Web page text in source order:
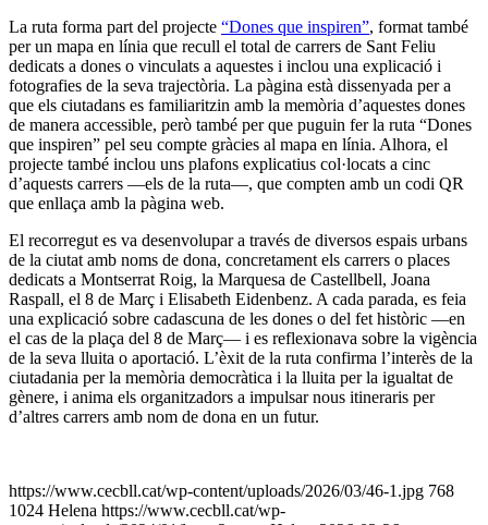
La ruta forma part del projecte “Dones que inspiren”, format també
per un mapa en línia que recull el total de carrers de Sant Feliu
dedicats a dones o vinculats a aquestes i inclou una explicació i
fotografies de la seva trajectòria. La pàgina està dissenyada per a
que els ciutadans es familiaritzin amb la memòria d’aquestes dones
de manera accessible, però també per que puguin fer la ruta “Dones
que inspiren” pel seu compte gràcies al mapa en línia. Alhora, el
projecte també inclou uns plafons explicatius col·locats a cinc
d’aquests carrers —els de la ruta—, que compten amb un codi QR
que enllaça amb la pàgina web.
El recorregut es va desenvolupar a través de diversos espais urbans
de la ciutat amb noms de dona, concretament els carrers o places
dedicats a Montserrat Roig, la Marquesa de Castellbell, Joana
Raspall, el 8 de Març i Elisabeth Eidenbenz. A cada parada, es feia
una explicació sobre cadascuna de les dones o del fet històric —en
el cas de la plaça del 8 de Març— i es reflexionava sobre la vigència
de la seva lluita o aportació. L’èxit de la ruta confirma l’interès de la
ciutadania per la memòria democràtica i la lluita per la igualtat de
gènere, i anima els organitzadors a impulsar nous itineraris per
d’altres carrers amb nom de dona en un futur.
https://www.cecbll.cat/wp-content/uploads/2026/03/46-1.jpg 768
1024 Helena https://www.cecbll.cat/wp-